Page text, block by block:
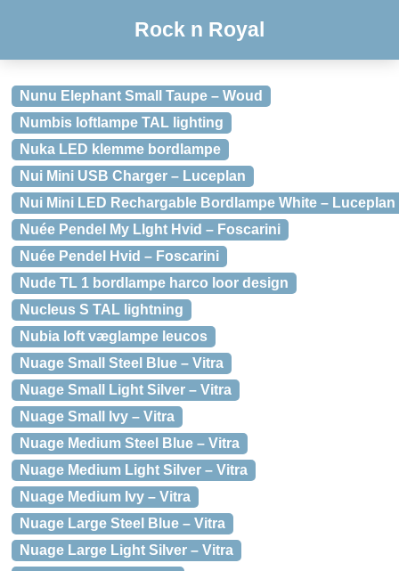
Rock n Royal
Nunu Elephant Small Taupe – Woud
Numbis loftlampe TAL lighting
Nuka LED klemme bordlampe
Nui Mini USB Charger – Luceplan
Nui Mini LED Rechargable Bordlampe White – Luceplan
Nuée Pendel My LIght Hvid – Foscarini
Nuée Pendel Hvid – Foscarini
Nude TL 1 bordlampe harco loor design
Nucleus S TAL lightning
Nubia loft væglampe leucos
Nuage Small Steel Blue – Vitra
Nuage Small Light Silver – Vitra
Nuage Small Ivy – Vitra
Nuage Medium Steel Blue – Vitra
Nuage Medium Light Silver – Vitra
Nuage Medium Ivy – Vitra
Nuage Large Steel Blue – Vitra
Nuage Large Light Silver – Vitra